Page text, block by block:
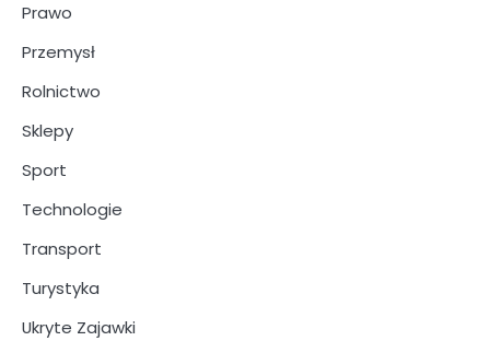
Prawo
Przemysł
Rolnictwo
Sklepy
Sport
Technologie
Transport
Turystyka
Ukryte Zajawki